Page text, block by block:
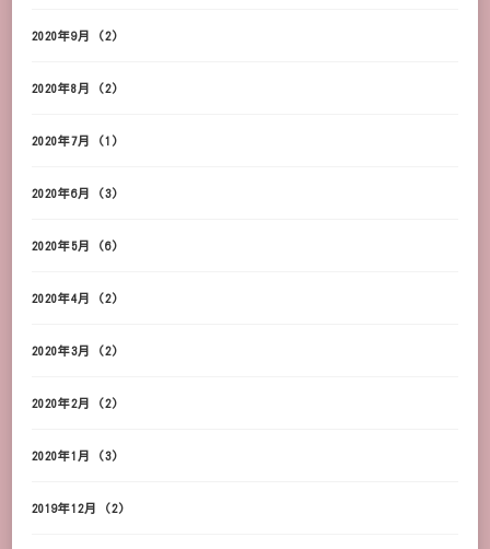
2020年9月 (2)
2020年8月 (2)
2020年7月 (1)
2020年6月 (3)
2020年5月 (6)
2020年4月 (2)
2020年3月 (2)
2020年2月 (2)
2020年1月 (3)
2019年12月 (2)